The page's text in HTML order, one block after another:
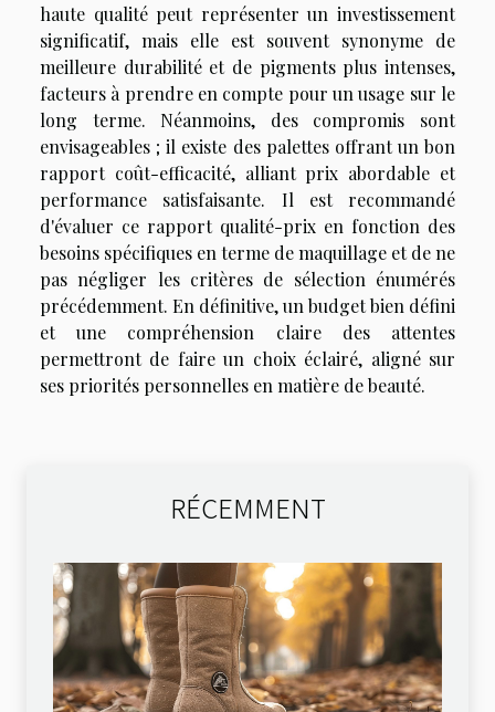
haute qualité peut représenter un investissement
significatif, mais elle est souvent synonyme de
meilleure durabilité et de pigments plus intenses,
facteurs à prendre en compte pour un usage sur le
long terme. Néanmoins, des compromis sont
envisageables ; il existe des palettes offrant un bon
rapport coût-efficacité, alliant prix abordable et
performance satisfaisante. Il est recommandé
d'évaluer ce rapport qualité-prix en fonction des
besoins spécifiques en terme de maquillage et de ne
pas négliger les critères de sélection énumérés
précédemment. En définitive, un budget bien défini
et une compréhension claire des attentes
permettront de faire un choix éclairé, aligné sur
ses priorités personnelles en matière de beauté.
RÉCEMMENT